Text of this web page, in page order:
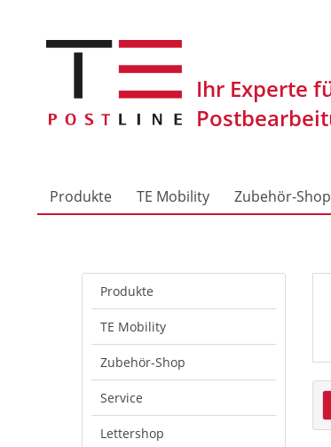
Produkte TE Mobility Zubehör-Shop
Produkte
TE Mobility
Zubehör-Shop
Service
Lettershop